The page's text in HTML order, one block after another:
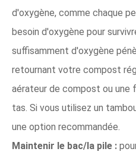
d'oxygène, comme chaque
besoin d'oxygène pour
suffisamment d'oxygène
retournant votre compost
aérateur de compost ou une
tas. Si vous utilisez un
une option recommandée.
Maintenir le bac/la pile :